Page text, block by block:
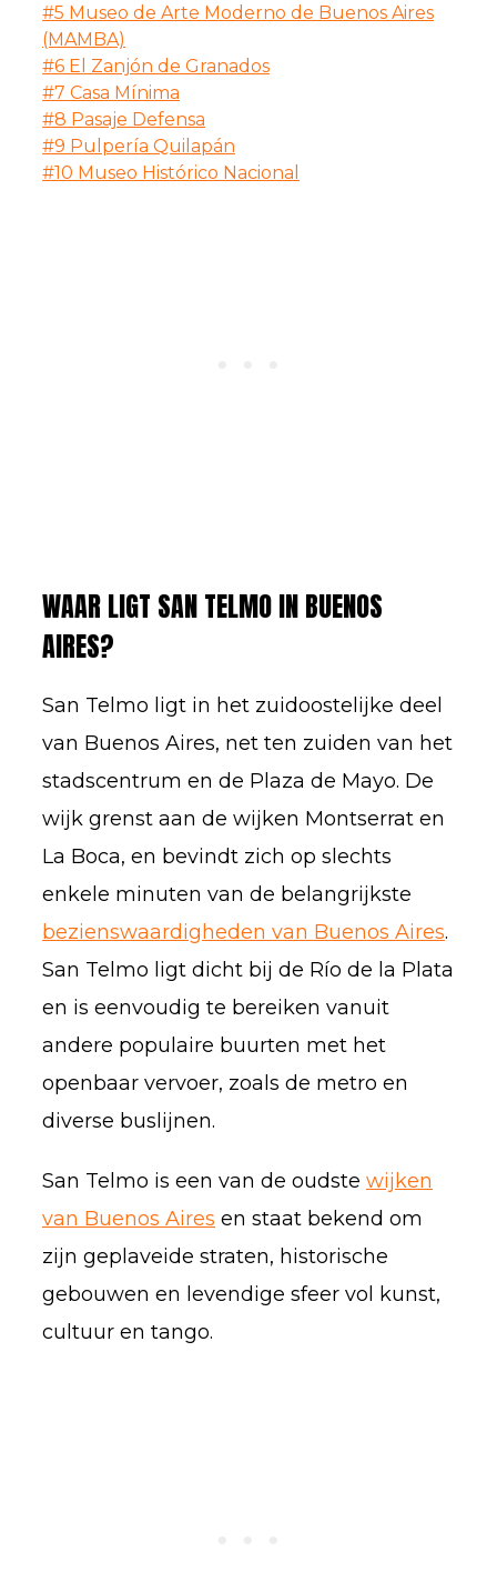
#5 Museo de Arte Moderno de Buenos Aires
(MAMBA)
#6 El Zanjón de Granados
#7 Casa Mínima
#8 Pasaje Defensa
#9 Pulpería Quilapán
#10 Museo Histórico Nacional
WAAR LIGT SAN TELMO IN BUENOS
AIRES?
San Telmo ligt in het zuidoostelijke deel
van Buenos Aires, net ten zuiden van het
stadscentrum en de Plaza de Mayo. De
wijk grenst aan de wijken Montserrat en
La Boca, en bevindt zich op slechts
enkele minuten van de belangrijkste
bezienswaardigheden van Buenos Aires.
San Telmo ligt dicht bij de Río de la Plata
en is eenvoudig te bereiken vanuit
andere populaire buurten met het
openbaar vervoer, zoals de metro en
diverse buslijnen.
San Telmo is een van de oudste wijken
van Buenos Aires en staat bekend om
zijn geplaveide straten, historische
gebouwen en levendige sfeer vol kunst,
cultuur en tango.